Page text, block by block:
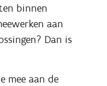
binnen
aan
Dan is
mee aan de